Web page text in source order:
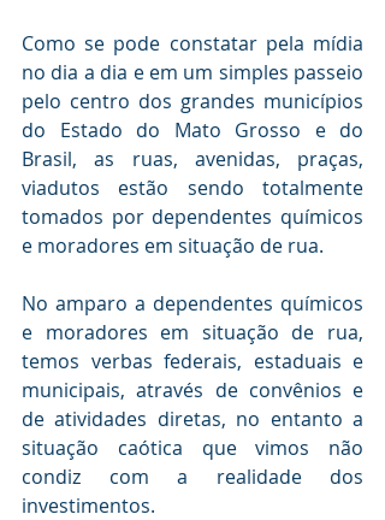
Como se pode constatar pela mídia
no dia a dia e em um simples passeio
pelo centro dos grandes municípios
do Estado do Mato Grosso e do
Brasil, as ruas, avenidas, praças,
viadutos estão sendo totalmente
tomados por dependentes químicos
e moradores em situação de rua.
No amparo a dependentes químicos
e moradores em situação de rua,
temos verbas federais, estaduais e
municipais, através de convênios e
de atividades diretas, no entanto a
situação caótica que vimos não
condiz com a realidade dos
investimentos.